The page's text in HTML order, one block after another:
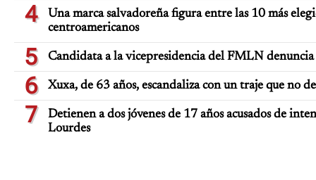
4
Una marca salvadoreña figura entre las 10 más
centroamericanos
5 Candidata a la vicepresidencia del FMLN
6 Xuxa, de 63 años, escandaliza con un traje que no
7
Detienen a dos jóvenes de 17 años acusados de
Lourdes